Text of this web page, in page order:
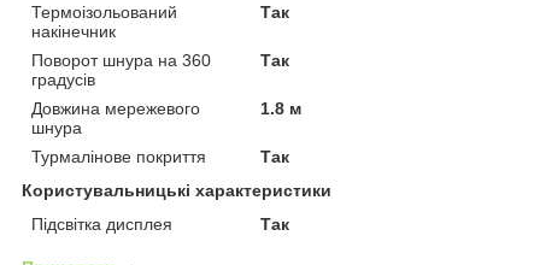
Термоізольований
накінечник
Так
Поворот шнура на 360
градусів
Так
Довжина мережевого
шнура
1.8 м
Турмалінове покриття
Так
Користувальницькі характеристики
Підсвітка дисплея
Так